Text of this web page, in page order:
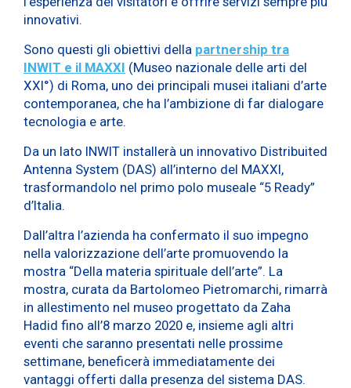
innovativi.
Sono questi gli obiettivi della partnership tra
INWIT e il MAXXI (Museo nazionale delle arti del
XXI°) di Roma, uno dei principali musei italiani d’arte
contemporanea, che ha l’ambizione di far dialogare
tecnologia e arte.
Da un lato INWIT installerà un innovativo Distribuited
Antenna System (DAS) all’interno del MAXXI,
trasformandolo nel primo polo museale “5 Ready”
d’Italia.
Dall’altra l’azienda ha confermato il suo impegno
nella valorizzazione dell’arte promuovendo la
mostra “Della materia spirituale dell’arte”. La
mostra, curata da Bartolomeo Pietromarchi, rimarrà
in allestimento nel museo progettato da Zaha
Hadid fino all’8 marzo 2020 e, insieme agli altri
eventi che saranno presentati nelle prossime
settimane, beneficerà immediatamente dei
vantaggi offerti dalla presenza del sistema DAS.